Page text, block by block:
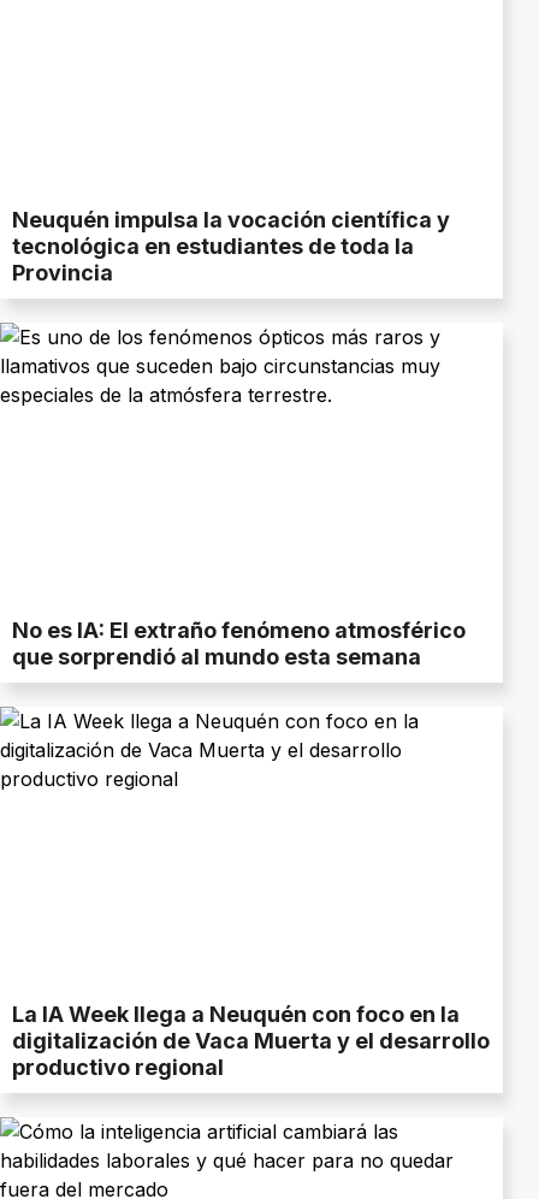
Neuquén impulsa la vocación científica y
tecnológica en estudiantes de toda la
Provincia
No es IA: El extraño fenómeno atmosférico
que sorprendió al mundo esta semana
La IA Week llega a Neuquén con foco en la
digitalización de Vaca Muerta y el desarrollo
productivo regional